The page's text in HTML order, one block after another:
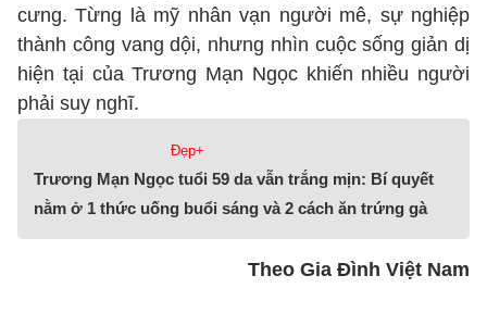
cưng. Từng là mỹ nhân vạn người mê, sự nghiệp
thành công vang dội, nhưng nhìn cuộc sống giản dị
hiện tại của Trương Mạn Ngọc khiến nhiều người
phải suy nghĩ.
Đẹp+
Trương Mạn Ngọc tuổi 59 da vẫn trắng mịn: Bí quyết
nằm ở 1 thức uống buổi sáng và 2 cách ăn trứng gà
Theo Gia Đình Việt Nam